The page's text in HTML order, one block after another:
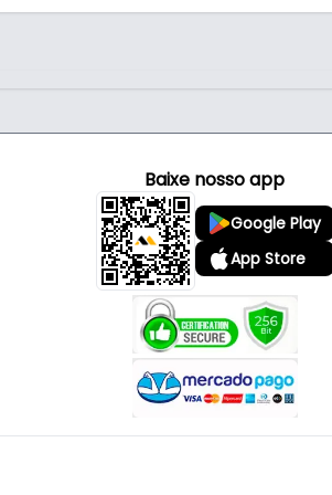
Baixe nosso app
Google Play
App Store